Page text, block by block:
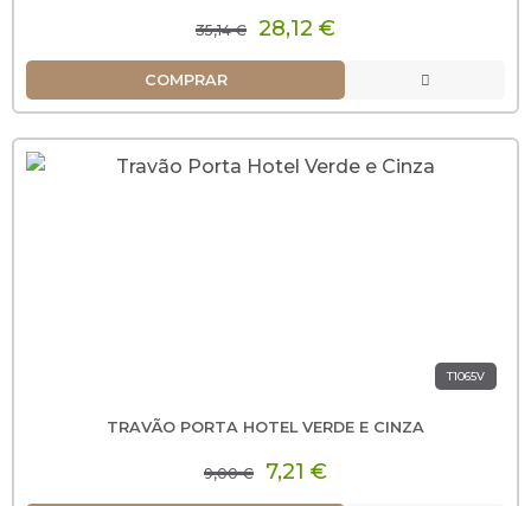
35,14 € 28,12 €
COMPRAR
T1065V
TRAVÃO PORTA HOTEL VERDE E CINZA
9,00 € 7,21 €